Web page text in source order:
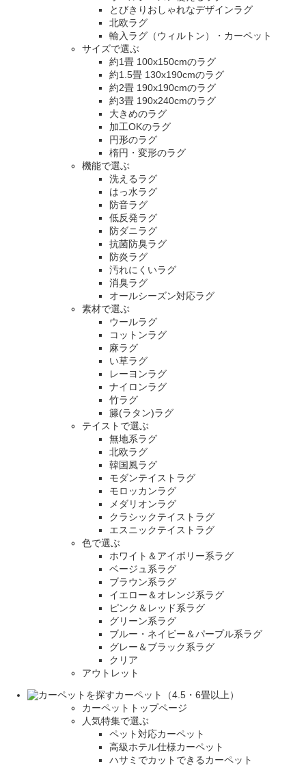
とびきりおしゃれなデザインラグ
北欧ラグ
輸入ラグ（ウィルトン）・カーペット
サイズで選ぶ
約1畳 100x150cmのラグ
約1.5畳 130x190cmのラグ
約2畳 190x190cmのラグ
約3畳 190x240cmのラグ
大きめのラグ
加工OKのラグ
円形のラグ
楕円・変形のラグ
機能で選ぶ
洗えるラグ
はっ水ラグ
防音ラグ
低反発ラグ
防ダニラグ
抗菌防臭ラグ
防炎ラグ
汚れにくいラグ
消臭ラグ
オールシーズン対応ラグ
素材で選ぶ
ウールラグ
コットンラグ
麻ラグ
い草ラグ
レーヨンラグ
ナイロンラグ
竹ラグ
籐(ラタン)ラグ
テイストで選ぶ
無地系ラグ
北欧ラグ
韓国風ラグ
モダンテイストラグ
モロッカンラグ
メダリオンラグ
クラシックテイストラグ
エスニックテイストラグ
色で選ぶ
ホワイト＆アイボリー系ラグ
ベージュ系ラグ
ブラウン系ラグ
イエロー＆オレンジ系ラグ
ピンク＆レッド系ラグ
グリーン系ラグ
ブルー・ネイビー＆パープル系ラグ
グレー＆ブラック系ラグ
クリア
アウトレット
カーペット（4.5・6畳以上）
カーペットトップページ
人気特集で選ぶ
ペット対応カーペット
高級ホテル仕様カーペット
ハサミでカットできるカーペット